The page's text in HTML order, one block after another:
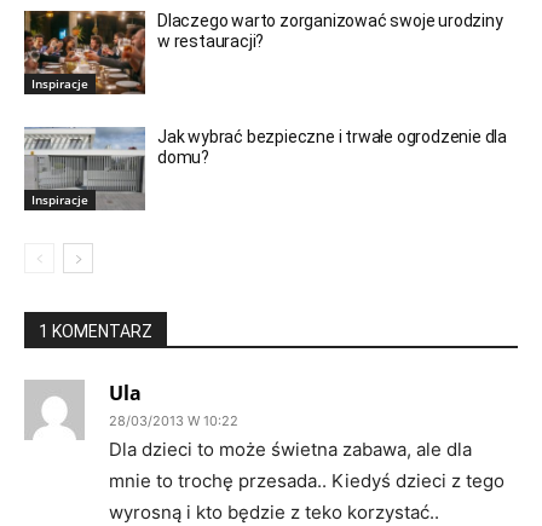
Inspiracje
Dlaczego warto zorganizować swoje urodziny
w restauracji?
Inspiracje
Jak wybrać bezpieczne i trwałe ogrodzenie dla
domu?
1 KOMENTARZ
Ula
28/03/2013 W 10:22
Dla dzieci to może świetna zabawa, ale dla
mnie to trochę przesada.. Kiedyś dzieci z tego
wyrosną i kto będzie z teko korzystać..